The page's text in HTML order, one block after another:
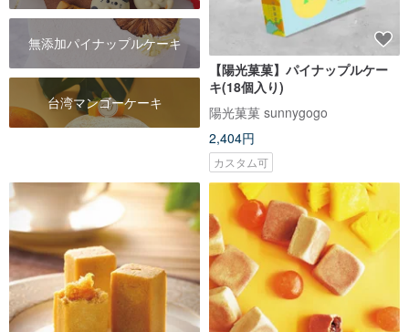
無添加パイナップルケーキ
台湾マンゴーケーキ
【陽光菓菓】パイナップルケー
キ(18個入り)
陽光菓菓 sunnygogo
2,404円
カスタム可